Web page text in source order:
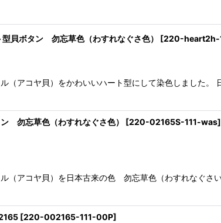
貝ボタン 勿忘草色（わすれなぐさ色） [220-heart2h-
（アコヤ貝）をかわいいハート型にして染色しました
勿忘草色（わすれなぐさ色） [220-02165S-111-was]
（アコヤ貝）を日本古来の色 勿忘草色（わすれなぐさ
[220-002165-111-00P]